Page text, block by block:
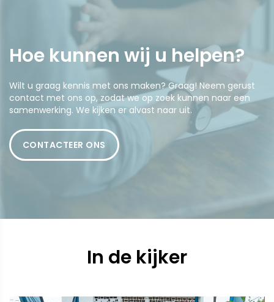
Hoe kunnen wij u helpen?
Wilt u graag kennis met ons maken? Graag! Neem gerust
contact met ons op, zodat we op zoek kunnen naar een
samenwerking. We kijken er alvast naar uit.
CONTACTEER ONS
In de kijker